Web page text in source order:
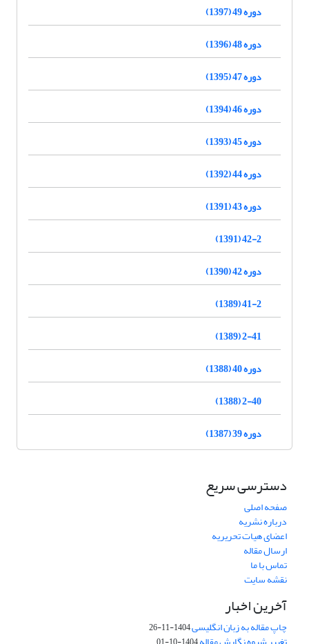
دوره 49 (1397)
دوره 48 (1396)
دوره 47 (1395)
دوره 46 (1394)
دوره 45 (1393)
دوره 44 (1392)
دوره 43 (1391)
42-2 (1391)
دوره 42 (1390)
41-2 (1389)
2-41 (1389)
دوره 40 (1388)
2-40 (1388)
دوره 39 (1387)
دسترسی سریع
صفحه اصلی
درباره نشریه
اعضای هیات تحریریه
ارسال مقاله
تماس با ما
نقشه سایت
آخرین اخبار
چاپ مقاله به زبان انگلیسی1404-11-26